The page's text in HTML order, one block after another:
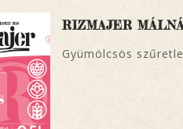
RIZMAJER
Gyümölcsös